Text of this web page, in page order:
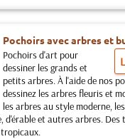
Pochoirs avec arbres et
Pochoirs d'art pour
dessiner les grands et
petits arbres. À l'aide de nos
dessinez les arbres fleuris et
les arbres au style moderne,
d'érable et autres arbres.